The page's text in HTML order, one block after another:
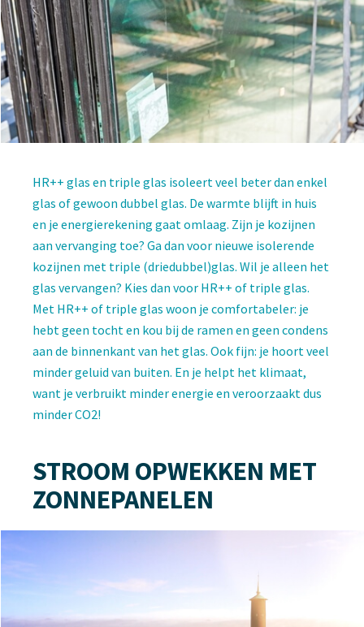
HR++ glas en triple glas isoleert veel beter dan enkel
glas of gewoon dubbel glas. De warmte blijft in huis
en je energierekening gaat omlaag. Zijn je kozijnen
aan vervanging toe? Ga dan voor nieuwe isolerende
kozijnen met triple (driedubbel)glas. Wil je alleen het
glas vervangen? Kies dan voor HR++ of triple glas.
Met HR++ of triple glas woon je comfortabeler: je
hebt geen tocht en kou bij de ramen en geen condens
aan de binnenkant van het glas. Ook fijn: je hoort veel
minder geluid van buiten. En je helpt het klimaat,
want je verbruikt minder energie en veroorzaakt dus
minder CO2!
STROOM OPWEKKEN MET
ZONNEPANELEN